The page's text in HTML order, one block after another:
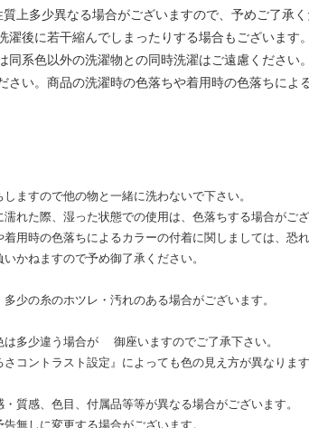
上多少異なる場合がございますので、予めご了承
後に若干縮んでしまったりする場合もございます
系色以外の洗濯物との同時洗濯はご遠慮ください
い。商品の洗濯時の色落ちや着用時の色落ちによ
ますので他の物と一緒に洗わないで下さい。
れた際、湿った状態での使用は、色落ちする場合がござ
用時の色落ちによるカラーの付着に関しましては、恐れ
かねますので予め御了承ください。
少の糸のホツレ・汚れのある場合がございます。
多少違う場合が 御座いますのでご了承下さい。
コントラスト設定』によっても色の見え方が異なります
質感、色目、付属品等等が異なる場合がございます。
無しに変更する場合がございます。